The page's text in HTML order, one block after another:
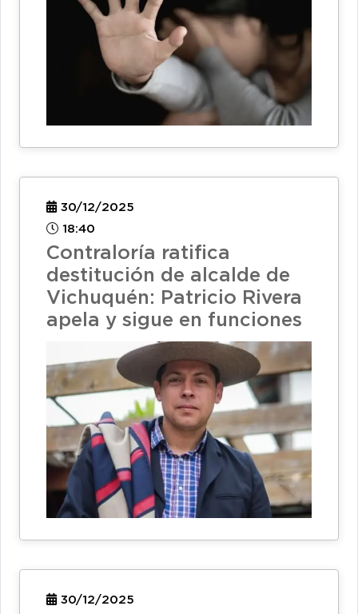
30/12/2025
18:40
Contraloría ratifica
destitución de alcalde de
Vichuquén: Patricio Rivera
apela y sigue en funciones
30/12/2025